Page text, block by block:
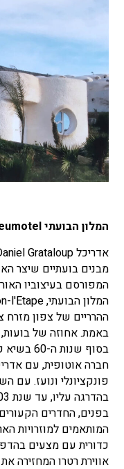
המלון הבועתי Museumotel בליון, צרפת
מבנים בועתיים שיצר
המפורסם בעיצוביו
ההרריים של צפון מזרח
בסוף
חברה אוטופית, עם
פונקציונלי ונועז.
בהדרגה עליו, עד שנת 2003, אז שוחזר ונפתח מחדש לאורחים.
בפנים, החדרים
המותאמים למוזרויות
כדורית עם מצעים
אווירת רטרו המחזירה